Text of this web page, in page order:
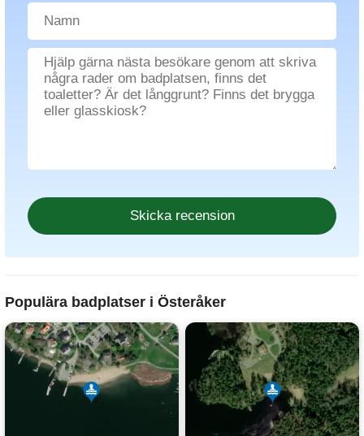
Populära badplatser i Österåker